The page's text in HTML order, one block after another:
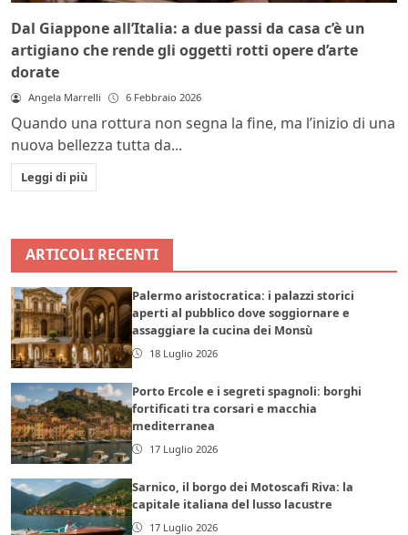
Dal Giappone all’Italia: a due passi da casa c’è un
artigiano che rende gli oggetti rotti opere d’arte
dorate
Angela Marrelli 6 Febbraio 2026
Quando una rottura non segna la fine, ma l’inizio di una
nuova bellezza tutta da...
Leggi di più
ARTICOLI RECENTI
Palermo aristocratica: i palazzi storici
aperti al pubblico dove soggiornare e
assaggiare la cucina dei Monsù
18 Luglio 2026
Porto Ercole e i segreti spagnoli: borghi
fortificati tra corsari e macchia
mediterranea
17 Luglio 2026
Sarnico, il borgo dei Motoscafi Riva: la
capitale italiana del lusso lacustre
17 Luglio 2026